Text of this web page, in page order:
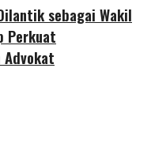
sebagai Wakil
Perkuat
Advokat